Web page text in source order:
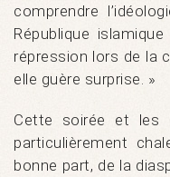
comprendre
République
répression lors de la
elle guère surprise. »
Cette soirée et les
particulièrement
bonne part, de la